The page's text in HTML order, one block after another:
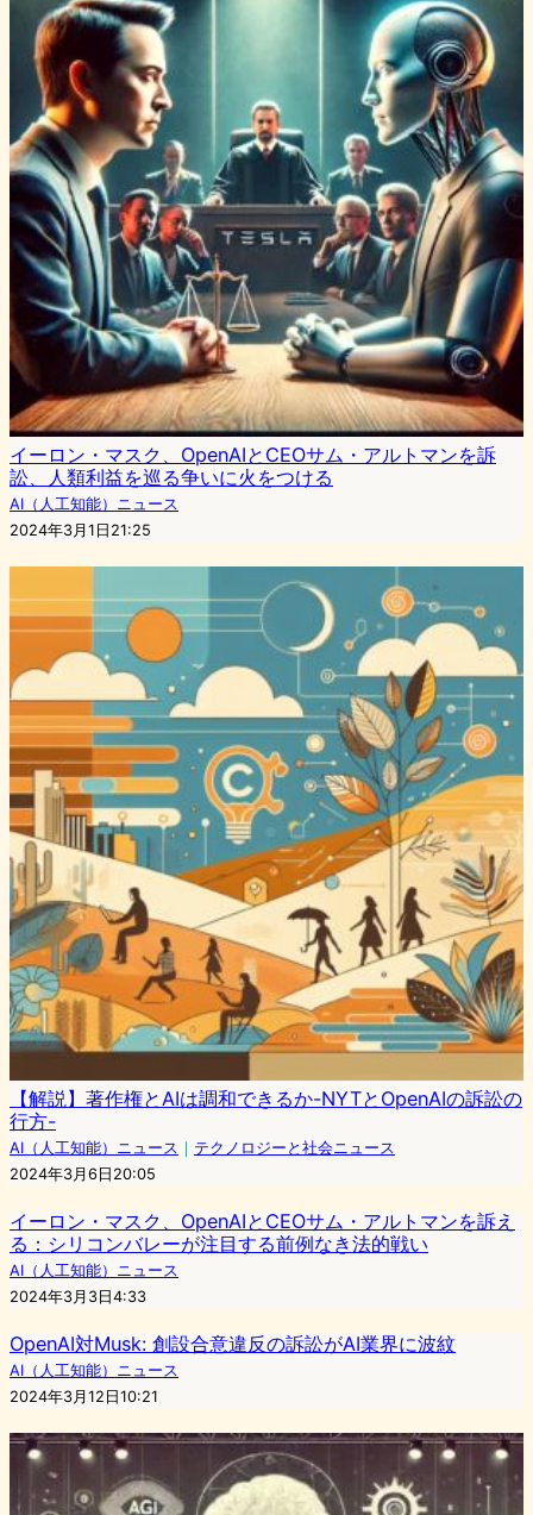
イーロン・マスク、OpenAIとCEOサム・アルトマンを訴
訟、人類利益を巡る争いに火をつける
AI（人工知能）ニュース
2024年3月1日21:25
【解説】著作権とAIは調和できるか-NYTとOpenAIの訴訟の
行方-
AI（人工知能）ニュース ｜ テクノロジーと社会ニュース
2024年3月6日20:05
イーロン・マスク、OpenAIとCEOサム・アルトマンを訴え
る：シリコンバレーが注目する前例なき法的戦い
AI（人工知能）ニュース
2024年3月3日4:33
OpenAI対Musk: 創設合意違反の訴訟がAI業界に波紋
AI（人工知能）ニュース
2024年3月12日10:21